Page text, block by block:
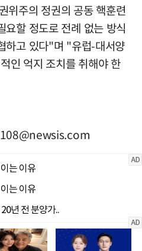
위주의 정권의 공동 핵훈련
요할 정도로 전례 없는 방식
하고 있다"며 "유럽-대서양
인 억지 조치를 취해야 한